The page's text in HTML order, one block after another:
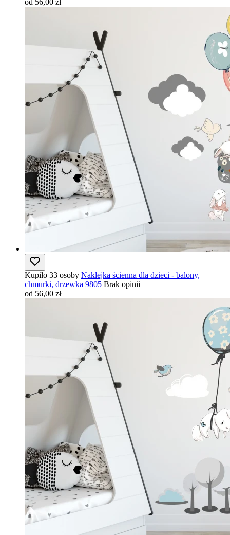
od 56,00 zł
Kupiło 33 osoby Naklejka ścienna dla dzieci - balony,
chmurki, drzewka 9805 Brak opinii
od 56,00 zł